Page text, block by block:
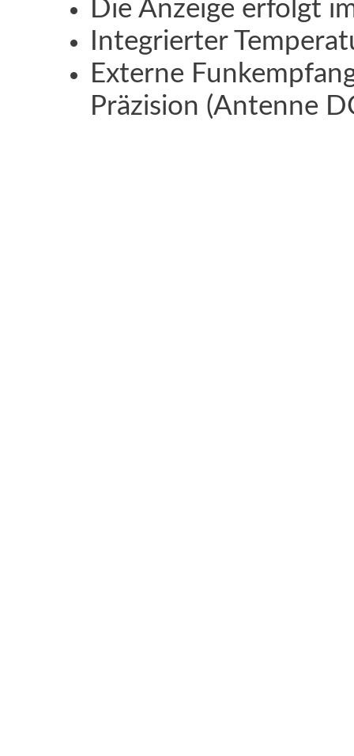
Die Anzeige erfolgt
Integrierter
Externe
Präzision (Antenne